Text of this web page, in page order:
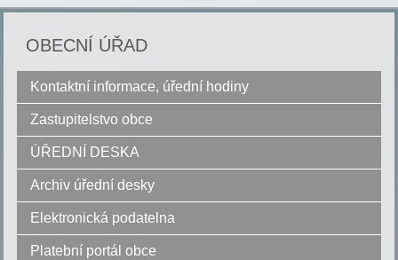
OBECNÍ ÚŘAD
Kontaktní informace, úřední hodiny
Zastupitelstvo obce
ÚŘEDNÍ DESKA
Archiv úřední desky
Elektronická podatelna
Platební portál obce